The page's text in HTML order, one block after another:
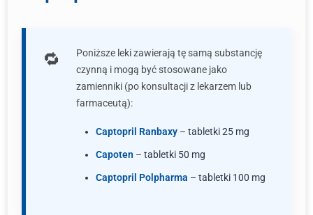
Poniższe leki zawierają tę samą substancję
czynną i mogą być stosowane jako
zamienniki (po konsultacji z lekarzem lub
farmaceutą):
Captopril Ranbaxy – tabletki 25 mg
Capoten – tabletki 50 mg
Captopril Polpharma – tabletki 100 mg